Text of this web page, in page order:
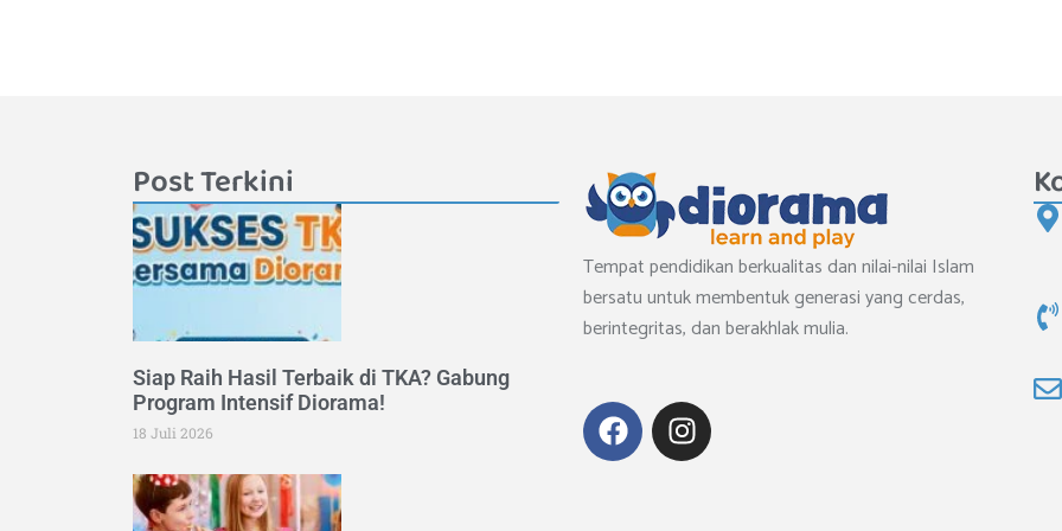
Post Terkini
Siap Raih Hasil Terbaik di TKA? Gabung
Program Intensif Diorama!
18 Juli 2026
Tempat pendidikan berkualitas dan nilai-nilai Islam
bersatu untuk membentuk generasi yang cerdas,
berintegritas, dan berakhlak mulia.